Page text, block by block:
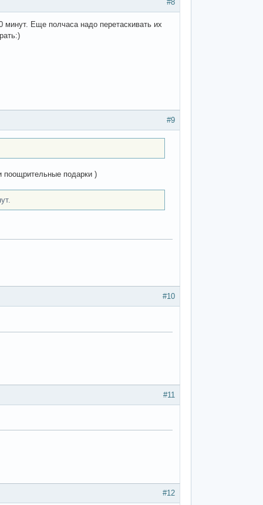
#8
Еще полчаса надо перетаскивать их
#9
поощрительные подарки )
#10
#11
#12